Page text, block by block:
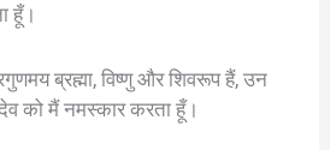
हूँ।
ब्रह्मा, विष्णु और शिवरूप हैं, उन
को मैं नमस्कार करता हूँ।